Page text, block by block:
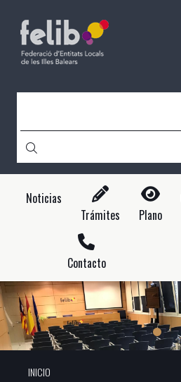
contenido
principal
Noticias
Trámites
Plano
Contacto
INICIO